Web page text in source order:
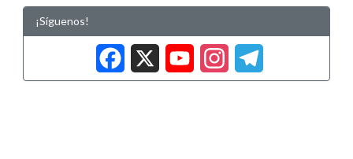
¡Síguenos!
Facebook
X